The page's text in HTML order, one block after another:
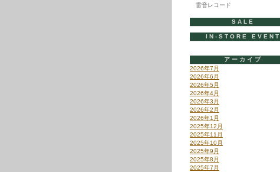
雷音レコード
SALE
IN-STORE EVENT
アーカイブ
2026年7月
2026年6月
2026年5月
2026年4月
2026年3月
2026年2月
2026年1月
2025年12月
2025年11月
2025年10月
2025年9月
2025年8月
2025年7月